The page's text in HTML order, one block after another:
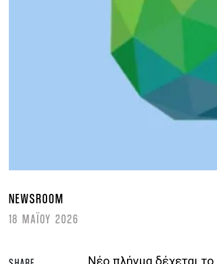
NEWSROOM
18 ΜΑΪΟΥ 2026
Νέο πλήγμα δέχεται το